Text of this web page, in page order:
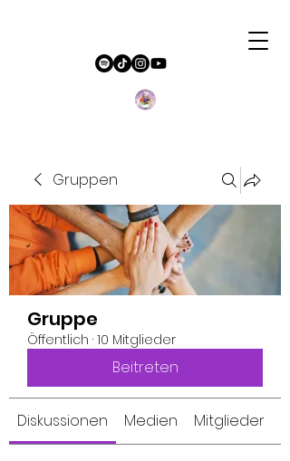
Gruppen
Gruppe
Öffentlich · 10 Mitglieder
Beitreten
Diskussionen Medien Mitglieder